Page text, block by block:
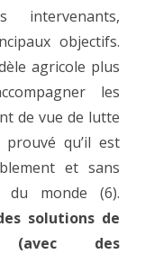
objectifs.
agricole plus
les
de vue de lutte
qu’il est
et sans
du monde (6).
solutions de
(avec des